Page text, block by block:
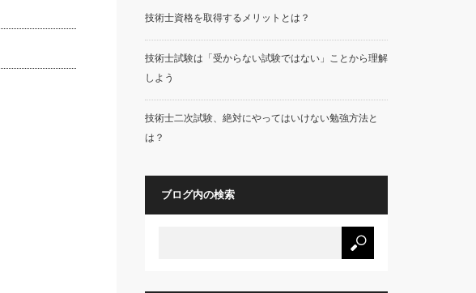
技術士資格を取得するメリットとは？
技術士試験は「受からない試験ではない」ことから理解
しよう
技術士二次試験、絶対にやってはいけない勉強方法と
は？
ブログ内の検索